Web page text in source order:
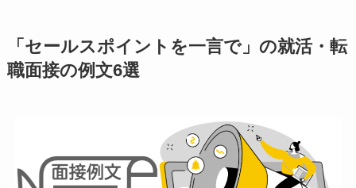
「セールスポイントを一言で」の就活・転
職面接の例文6選